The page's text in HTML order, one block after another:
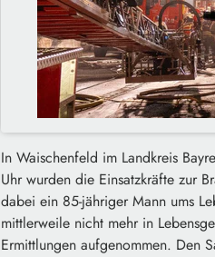
In Waischenfeld im Landkreis
Uhr wurden die Einsatzkräfte zur
dabei ein 85-jähriger Mann ums
mittlerweile nicht mehr in
Ermittlungen aufgenommen. Den